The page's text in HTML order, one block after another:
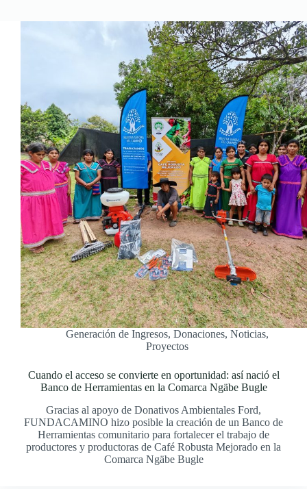
Generación de Ingresos, Donaciones, Noticias,
Proyectos
Cuando el acceso se convierte en oportunidad: así nació el
Banco de Herramientas en la Comarca Ngäbe Bugle
Gracias al apoyo de Donativos Ambientales Ford,
FUNDACAMINO hizo posible la creación de un Banco de
Herramientas comunitario para fortalecer el trabajo de
productores y productoras de Café Robusta Mejorado en la
Comarca Ngäbe Bugle